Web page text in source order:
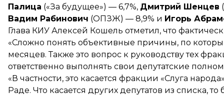
Палица («За будущее») — 6,7%, Дмитрий Шенцев
Вадим Рабинович (ОПЗЖ) — 8,9% и Игорь
Глава КИУ Алексей Кошель отметил, что
«Сложно понять объективные причины, по
месяцев. Также это вопрос к руководству тех
ответственно выполнять свои депутатские
«В частности, это касается фракции «Слуга
Раде. Что касается других депутатов из списка,